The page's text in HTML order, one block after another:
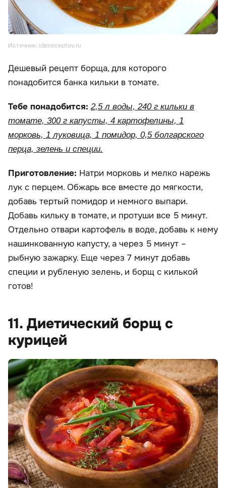
Источник: ideireceptov.ru
Дешевый рецепт борща, для которого
понадобится банка кильки в томате.
Тебе понадобится: 2,5 л воды, 240 г кильки в
томате, 300 г капусты, 4 картофелины, 1
морковь, 1 луковица, 1 помидор, 0,5 болгарского
перца, зелень и специи.
Приготовление: Натри морковь и мелко нарежь
лук с перцем. Обжарь все вместе до мягкости,
добавь тертый помидор и немного выпари.
Добавь кильку в томате, и протуши все 5 минут.
Отдельно отвари картофель в воде, добавь к нему
нашинкованную капусту, а через 5 минут –
рыбную зажарку. Еще через 7 минут добавь
специи и рубленую зелень, и борщ с килькой
готов!
11. Диетический борщ с
курицей